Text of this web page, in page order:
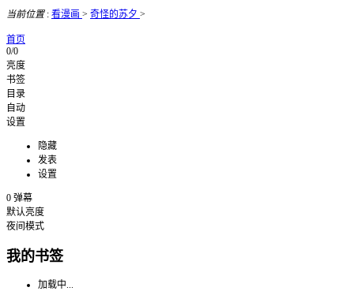
当前位置: 看漫画 > 奇怪的苏夕 >
首页
0/0
亮度
书签
目录
自动
设置
隐藏
发表
设置
0 弹幕
默认亮度
夜间模式
我的书签
加载中...